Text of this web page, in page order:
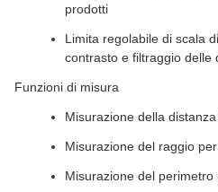
prodotti
Limita regolabile di scala
contrasto e filtraggio delle
Funzioni di misura
Misurazione della
Misurazione del raggio
Misurazione del